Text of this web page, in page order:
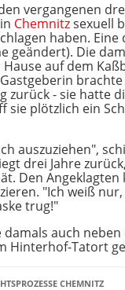
vergangenen
Chemnitzsexuell
haben. Eine
geändert). Die
auf dem
zurück - sie hatte
sie plötzlich ein
auszuziehen",
drei Jahre
Den Angeklagten
"Ich weiß
trug!"
damals auch neben
Hinterhof-Tatort
CHEMNITZ